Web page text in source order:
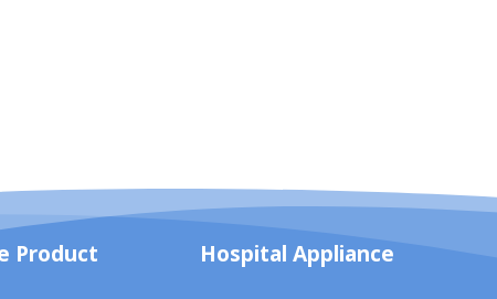
Product Hospital Appliance